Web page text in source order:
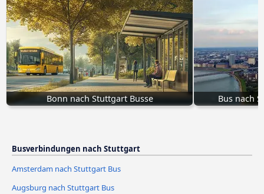
Bonn nach Stuttgart Busse Bus nach
Busverbindungen nach Stuttgart
Amsterdam nach Stuttgart Bus
Augsburg nach Stuttgart Bus